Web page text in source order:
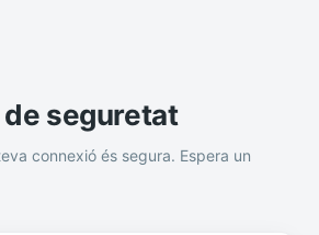
seguretat
connexió és segura. Espera un